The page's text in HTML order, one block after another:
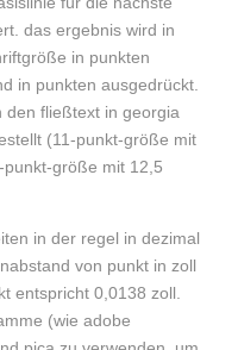
das ergebnis wird in
in punkten
in punkten ausgedrückt.
den fließtext in georgia
(11-punkt-größe mit
größe mit 12,5
in der regel in dezimal
von punkt in zoll
entspricht 0,0138 zoll.
(wie adobe